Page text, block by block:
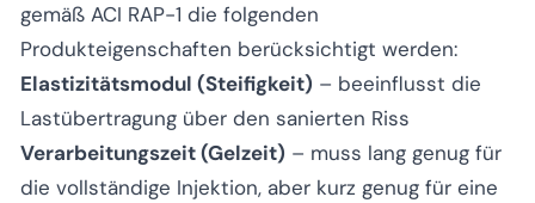
gemäß ACI RAP-1 die folgenden
Produkteigenschaften berücksichtigt werden:
Elastizitätsmodul (Steifigkeit) – beeinflusst die
Lastübertragung über den sanierten Riss
Verarbeitungszeit (Gelzeit) – muss lang genug für
die vollständige Injektion, aber kurz genug für eine